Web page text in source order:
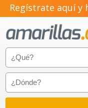
Regístrate aquí y